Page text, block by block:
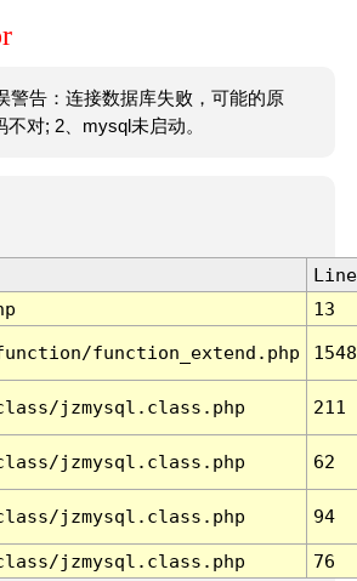
警告：连接数据库失败，可能的原
对; 2、mysql未启动。
Line
13
function_extend.php 1548
jzmysql.class.php 211
jzmysql.class.php 62
jzmysql.class.php 94
jzmysql.class.php 76